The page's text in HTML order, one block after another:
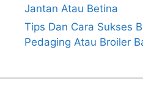
Jantan Atau Betina
Tips Dan Cara Sukses
Pedaging Atau Broiler